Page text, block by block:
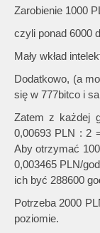
Zarobienie 1000
czyli ponad 6000
Mały wkład
Dodatkowo, (a
się w 777bitco i
Zatem z każdej
0,00693 PLN : 2
Aby otrzymać
0,003465 PLN/
ich być 288600
Potrzeba 2000
poziomie.